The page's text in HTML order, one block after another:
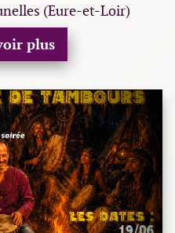
(Eure-et-Loir)
plus